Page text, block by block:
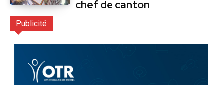
chef de canton
Publicité